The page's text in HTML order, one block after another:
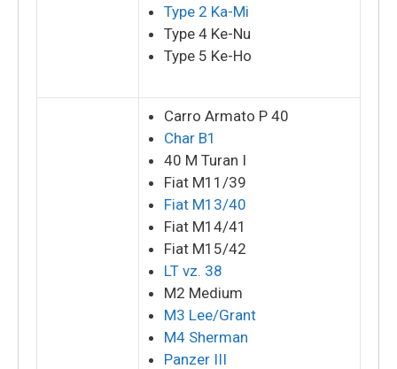
Type 2 Ka-Mi
Type 4 Ke-Nu
Type 5 Ke-Ho
Carro Armato P 40
Char B1
40 M Turan I
Fiat M11/39
Fiat M13/40
Fiat M14/41
Fiat M15/42
LT vz. 38
M2 Medium
M3 Lee/Grant
M4 Sherman
Panzer III